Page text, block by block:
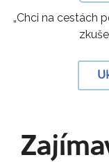
„Chci na cestách